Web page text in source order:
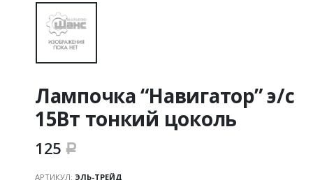
Лампочка “Навигатор” э/с
15Вт тонкий цоколь
125 Р
АРТИКУЛ: ЭЛЬ-ТРЕЙД